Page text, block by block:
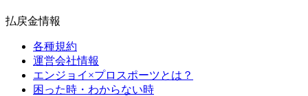
払戻金情報
各種規約
運営会社情報
エンジョイ×プロスポーツとは？
困った時・わからない時